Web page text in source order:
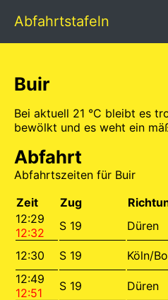
Abfahrtstafeln
Buir
Bei aktuell 21 °C bleibt es
bewölkt und es weht ein
Abfahrt
Abfahrtszeiten für Buir
Zeit
Zug
12:29
12:32
S 19 Düren
12:30 S 19 Köln/
12:49
12:51
S 19 Düren